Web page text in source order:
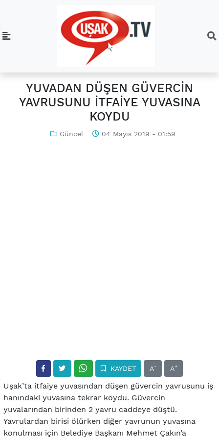
YUVADAN DÜŞEN GÜVERCİN
YAVRUSUNU İTFAİYE YUVASINA
KOYDU
Güncel 04 Mayıs 2019 - 01:59
KAYDET A- A+
Uşak’ta itfaiye yuvasından düşen güvercin yavrusunu iş
hanındaki yuvasına tekrar koydu. Güvercin
yuvalarından birinden 2 yavru caddeye düştü.
Yavrulardan birisi ölürken diğer yavrunun yuvasına
konulması için Belediye Başkanı Mehmet Çakın’a